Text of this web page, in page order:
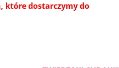
które dostarczymy do